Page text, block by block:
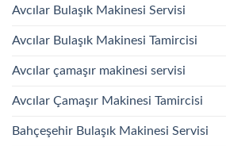
Avcılar Bulaşık Makinesi Servisi
Avcılar Bulaşık Makinesi Tamircisi
Avcılar çamaşır makinesi servisi
Avcılar Çamaşır Makinesi Tamircisi
Bahçeşehir Bulaşık Makinesi Servisi